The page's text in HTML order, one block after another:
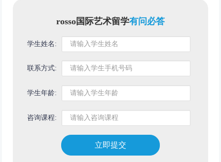
rosso国际艺术留学有问必答
学生姓名:
联系方式:
学生年龄:
咨询课程:
立即提交